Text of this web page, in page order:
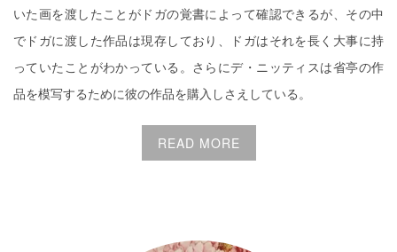
いた画を渡したことがドガの覚書によって確認できるが、その中
でドガに渡した作品は現存しており、ドガはそれを長く大事に持
っていたことがわかっている。さらにデ・ニッティスは省亭の作
品を模写するために彼の作品を購入しさえしている。
READ MORE